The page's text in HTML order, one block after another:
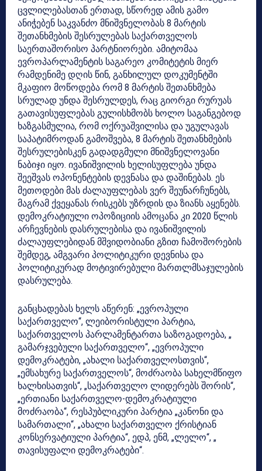
ცვლილებასთან ერთად, სწორედ ამის გამო
ანიჭებენ საკვანძო მნიშვნელობას 8 მარტის
შეთანხმების შესრულებას საქართველოს
საერთაშორისო პარტნიორები. ამიტომაა
ევროპარლამენტის საგარეო კომიტეტის მიერ
რამდენიმე დღის წინ, განხილულ დოკუმენტში
მკაფიო მოწოდება რომ 8 მარტის შეთანხმება
სრულად უნდა შესრულდეს, რაც გიორგი რურუას
გათავისუფლებას გულისხმობს ხოლო საგანგებოდ
ხაზგასმულია, რომ ოქრუაშვილისა და უგულავას
საპატიმროდან გამოშვება, 8 მარტის შეთანხმების
შესრულებისკენ გადადგმული მნიშვნელოვანი
ნაბიჯი იყო. ივანიშვილის ხელისუფლება უნდა
შეეშვას ოპონენტების დევნასა და დაშინებას. ეს
მეთოდები მას ძალაუფლებას ვერ შეუნარჩუნებს,
მაგრამ ქვეყანას რისკებს უზრდის და ზიანს აყენებს.
დემოკრატიული ოპოზიციის ამოცანა კი 2020 წლის
არჩევნების დასრულებისა და ივანიშვილის
ძალაუფლებიდან მშვიდობიანი გზით ჩამოშორების
შემდეგ, ამგვარი პოლიტიკური დევნისა და
პოლიტიკურად მოტივირებული მართლმსაჯულების
დასრულება.
განცხადებას ხელს აწერენ: „ევროპული
საქართველო“, ლეიბორისტული პარტია,
საქართველოს პარლამენტართა საზოგადოება, „
გამარჯვებული საქართველო“, „ევროპული
დემოკრატები, „ახალი საქართველოსთვის“,
„ემსახურე საქართველოს“, მოძრაობა სახელმწიფო
ხალხისათვის“, „საქართველო ლიდერებს შორის“,
„ერთიანი საქართველო-დემოკრატიული
მოძრაობა“, რესპუბლიკური პარტია „კანონი და
სამართალი“, „ახალი საქართველო ქრისტიან
კონსერვატიული პარტია“, ედპ, ენმ, „ლელო“, „
თავისუფალი დემოკრატები“.